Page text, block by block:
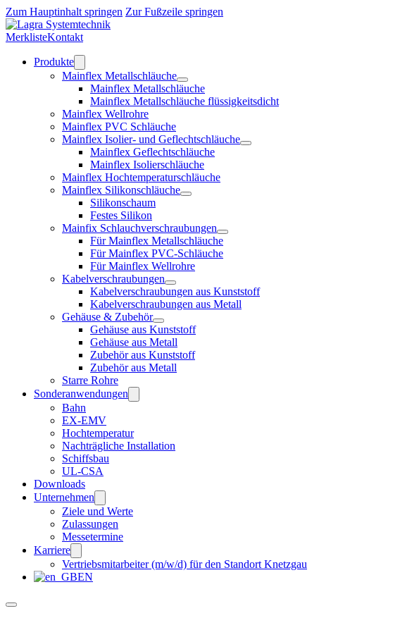
Zum Hauptinhalt springen Zur Fußzeile springen
MerklisteKontakt
Produkte
Mainflex Metallschläuche
Mainflex Metallschläuche
Mainflex Metallschläuche flüssigkeitsdicht
Mainflex Wellrohre
Mainflex PVC Schläuche
Mainflex Isolier- und Geflechtschläuche
Mainflex Geflechtschläuche
Mainflex Isolierschläuche
Mainflex Hochtemperaturschläuche
Mainflex Silikonschläuche
Silikonschaum
Festes Silikon
Mainfix Schlauchverschraubungen
Für Mainflex Metallschläuche
Für Mainflex PVC-Schläuche
Für Mainflex Wellrohre
Kabelverschraubungen
Kabelverschraubungen aus Kunststoff
Kabelverschraubungen aus Metall
Gehäuse & Zubehör
Gehäuse aus Kunststoff
Gehäuse aus Metall
Zubehör aus Kunststoff
Zubehör aus Metall
Starre Rohre
Sonderanwendungen
Bahn
EX-EMV
Hochtemperatur
Nachträgliche Installation
Schiffsbau
UL-CSA
Downloads
Unternehmen
Ziele und Werte
Zulassungen
Messetermine
Karriere
Vertriebsmitarbeiter (m/w/d) für den Standort Knetzgau
EN